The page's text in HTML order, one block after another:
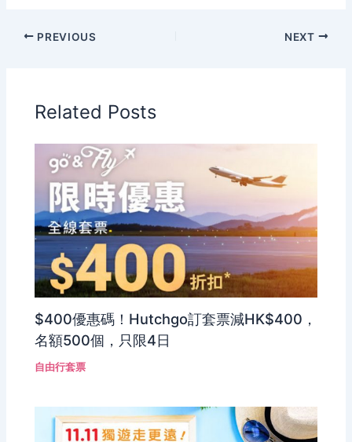
PREVIOUS NEXT
Related Posts
$400優惠碼！Hutchgo訂套票減HK$400，
名額500個，只限4日
自由行套票